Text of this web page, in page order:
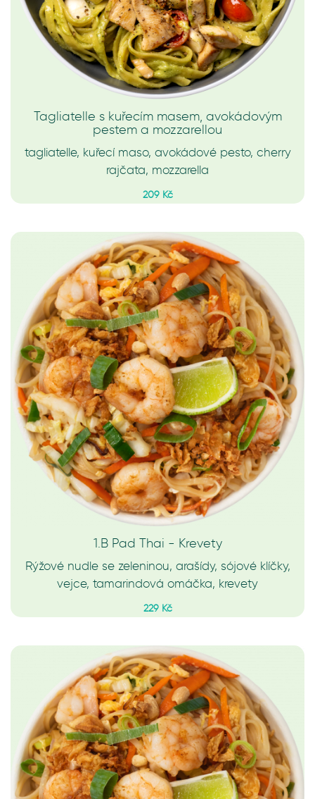
Tagliatelle s kuřecím masem, avokádovým
pestem a mozzarellou
tagliatelle, kuřecí maso, avokádové pesto, cherry
rajčata, mozzarella
209 Kč
1.B Pad Thai - Krevety
Rýžové nudle se zeleninou, arašídy, sójové klíčky,
vejce, tamarindová omáčka, krevety
229 Kč